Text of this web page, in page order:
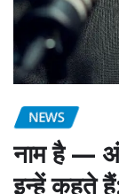
NEWS
नाम है —
इन्हें कहते